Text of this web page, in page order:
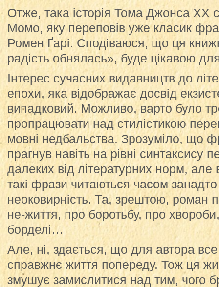
Отже, така історія Тома Джонса ХХ
Момо, яку переповів уже класик
Ромен Ґарі. Сподіваюся, що ця
радість обнялась», буде цікавою
Інтерес сучасних видавництв до
епохи, яка відображає досвід
випадковий. Можливо, варто було
пропрацювати над стилістикою
мовні недбальства. Зрозуміло, що
прагнув навіть на рівні синтаксису
далеких від літературних норм, але
такі фрази читаються часом
неоковирність. Та, зрештою,
не-життя, про боротьбу, про
борделі…
Але, ні, здається, що для автора
справжнє життя попереду. Тож ця
змушує замислитися над тим, чого